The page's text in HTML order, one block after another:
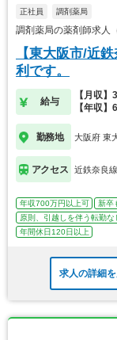
正社員 調剤薬局
調剤薬局の薬剤師求人
【東大阪市/近
利です。
給与
【月収
【年収
勤務地 大阪府 東
アクセス 近鉄奈良
年収700万円以上可 新卒
原則、引越しを伴う転勤な
年間休日120日以上
求人の詳細